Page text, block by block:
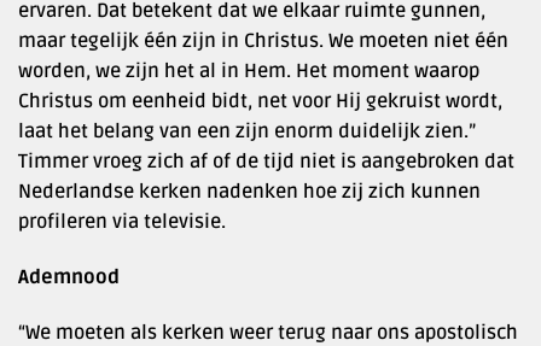
ervaren. Dat betekent dat we elkaar ruimte gunnen,
maar tegelijk één zijn in Christus. We moeten niet één
worden, we zijn het al in Hem. Het moment waarop
Christus om eenheid bidt, net voor Hij gekruist wordt,
laat het belang van een zijn enorm duidelijk zien.”
Timmer vroeg zich af of de tijd niet is aangebroken dat
Nederlandse kerken nadenken hoe zij zich kunnen
profileren via televisie.
Ademnood
“We moeten als kerken weer terug naar ons apostolisch